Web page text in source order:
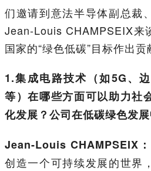
们邀请到意法半导体副总裁
Jean-Louis CHAMPSEIX来
国家的“绿色低碳”目标作出贡
1.集成电路技术（如5G、
等）在哪些方面可以助力社
化发展？公司在低碳绿色发
Jean-Louis CHAMPSEIX：
创造一个可持续发展的世界